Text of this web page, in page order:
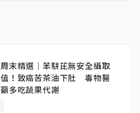
周末精選｜苯駢芘無安全攝取
值！致癌苦茶油下肚 毒物醫
籲多吃蔬果代謝